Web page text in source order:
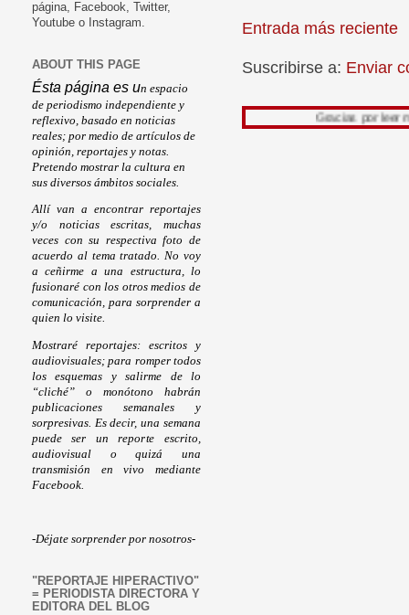
Entrada más reciente
Suscribirse a: Enviar
Gracias por leer mi trabajo,
página, Facebook, Twitter,
Youtube o Instagram.
ABOUT THIS PAGE
Ésta página es un espacio
de periodismo independiente y
reflexivo, basado en noticias
reales; por medio de artículos de
opinión, reportajes y notas.
Pretendo mostrar la cultura en
sus diversos ámbitos sociales.
Allí van a encontrar reportajes
y/o noticias escritas, muchas
veces con su respectiva foto de
acuerdo al tema tratado. No voy
a ceñirme a una estructura, lo
fusionaré con los otros medios de
comunicación, para sorprender a
quien lo visite.
Mostraré reportajes: escritos y
audiovisuales; para romper todos
los esquemas y salirme de lo
“cliché” o monótono habrán
publicaciones semanales y
sorpresivas. Es decir, una semana
puede ser un reporte escrito,
audiovisual o quizá una
transmisión en vivo mediante
Facebook.
-Déjate sorprender por nosotros-
"REPORTAJE HIPERACTIVO"
= PERIODISTA DIRECTORA Y
EDITORA DEL BLOG